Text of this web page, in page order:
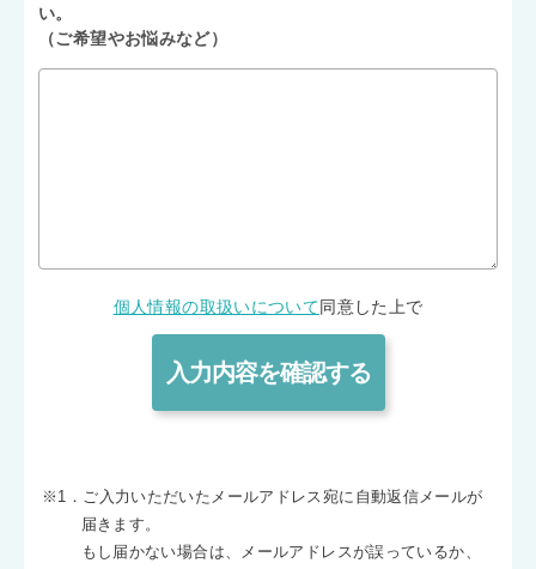
い。
（ご希望やお悩みなど）
個人情報の取扱いについて 同意した上で
※1．ご入力いただいたメールアドレス宛に自動返信メールが
届きます。
もし届かない場合は、メールアドレスが誤っているか、